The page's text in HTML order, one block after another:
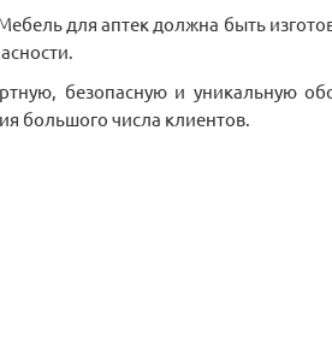
для аптек должна быть
безопасную и уникальную
большого числа клиентов.